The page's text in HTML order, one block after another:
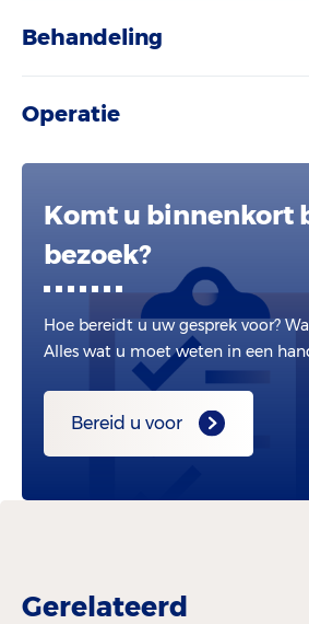
Behandeling
Operatie
Komt u binnenkort
bezoek?
Hoe bereidt u uw gesprek voor?
Alles wat u moet weten in een
Bereid u voor
Gerelateerd